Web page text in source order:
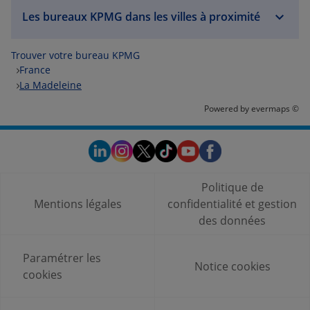
Les bureaux KPMG dans les villes à proximité
Trouver votre bureau KPMG
France
La Madeleine
Powered byevermaps ©
Mentions légales
Politique de
confidentialité et gestion
des données
Paramétrer les
cookies
Notice cookies